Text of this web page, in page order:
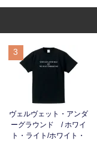
3
ヴェルヴェット・アンダ
ーグラウンド / ホワイ
ト・ライト/ホワイト・